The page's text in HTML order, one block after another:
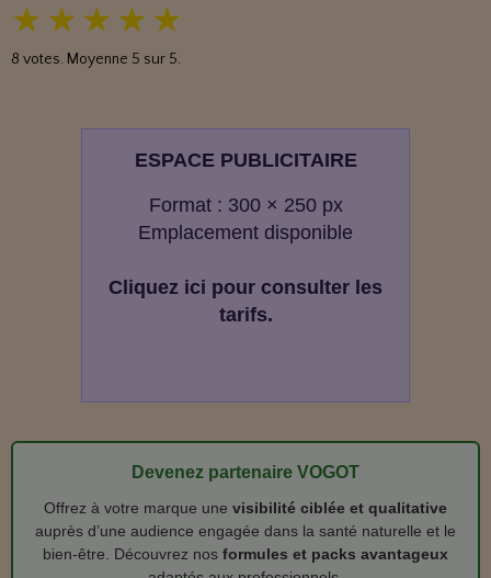
★ ★ ★ ★ ★
8 votes. Moyenne 5 sur 5.
ESPACE PUBLICITAIRE
Format : 300 × 250 px
Emplacement disponible
Cliquez ici pour consulter les
tarifs.
Devenez partenaire VOGOT
Offrez à votre marque une visibilité ciblée et qualitative
auprès d’une audience engagée dans la santé naturelle et le
bien‑être. Découvrez nos formules et packs avantageux